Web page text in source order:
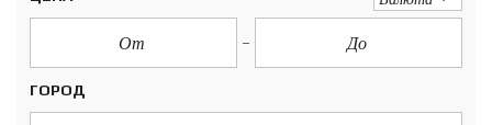
ГОРОД